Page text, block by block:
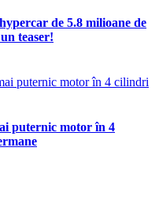
de 5.8 milioane de
teaser!
puternic motor în 4